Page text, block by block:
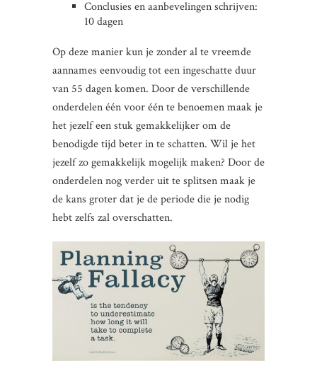
Conclusies en aanbevelingen schrijven:
10 dagen
Op deze manier kun je zonder al te vreemde
aannames eenvoudig tot een ingeschatte duur
van 55 dagen komen. Door de verschillende
onderdelen één voor één te benoemen maak je
het jezelf een stuk gemakkelijker om de
benodigde tijd beter in te schatten. Wil je het
jezelf zo gemakkelijk mogelijk maken? Door de
onderdelen nog verder uit te splitsen maak je
de kans groter dat je de periode die je nodig
hebt zelfs zal overschatten.